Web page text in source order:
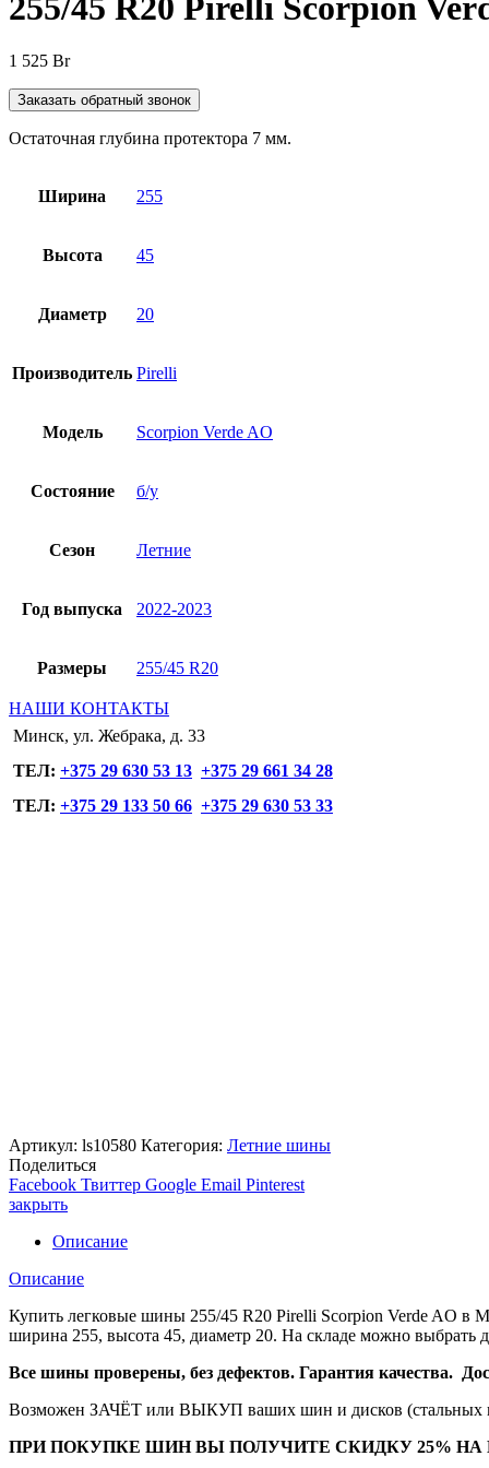
1 525 Br
Заказать обратный звонок
Остаточная глубина протектора 7 мм.
Ширина 255
Высота 45
Диаметр 20
Производитель Pirelli
Модель Scorpion Verde AO
Состояние б/у
Сезон Летние
Год выпуска 2022-2023
Размеры 255/45 R20
НАШИ КОНТАКТЫ
Минск, ул. Жебрака, д. 33
ТЕЛ: +375 29 630 53 13 +375 29 661 34 28
ТЕЛ: +375 29 133 50 66 +375 29 630 53 33
Артикул: ls10580 Категория: Летние шины
Поделиться
Facebook Твиттер Google Email Pinterest
закрыть
Описание
Описание
Купить легковые шины 255/45 R20 Pirelli Scorpion Verde AO
ширина 255, высота 45, диаметр 20. На складе можно выбрать
Все шины проверены, без дефектов. Гарантия качества.
Возможен ЗАЧЁТ или ВЫКУП ваших шин и дисков (стальных
ПРИ ПОКУПКЕ ШИН ВЫ ПОЛУЧИТЕ СКИДКУ 25%